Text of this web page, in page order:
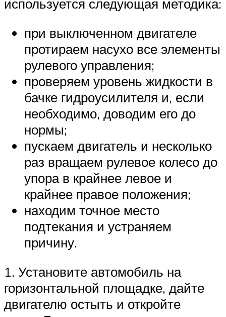
используется следующая методика:
при выключенном двигателе
протираем насухо все элементы
рулевого управления;
проверяем уровень жидкости в
бачке гидроусилителя и, если
необходимо, доводим его до
нормы;
пускаем двигатель и несколько
раз вращаем рулевое колесо до
упора в крайнее левое и
крайнее правое положения;
находим точное место
подтекания и устраняем
причину.
1. Установите автомобиль на
горизонтальной площадке, дайте
двигателю остыть и откройте